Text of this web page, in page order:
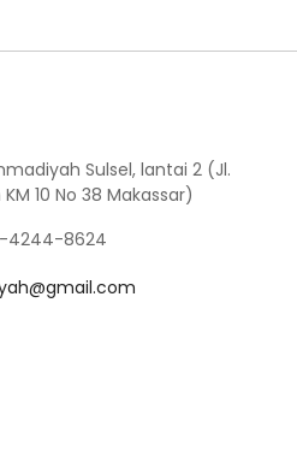
Sulsel, lantai 2 (Jl.
10 No 38 Makassar)
4244-8624